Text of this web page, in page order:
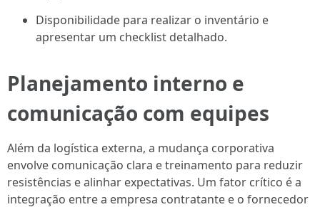
Disponibilidade para realizar o inventário e
apresentar um checklist detalhado.
Planejamento interno e
comunicação com equipes
Além da logística externa, a mudança corporativa
envolve comunicação clara e treinamento para reduzir
resistências e alinhar expectativas. Um fator crítico é a
integração entre a empresa contratante e o fornecedor